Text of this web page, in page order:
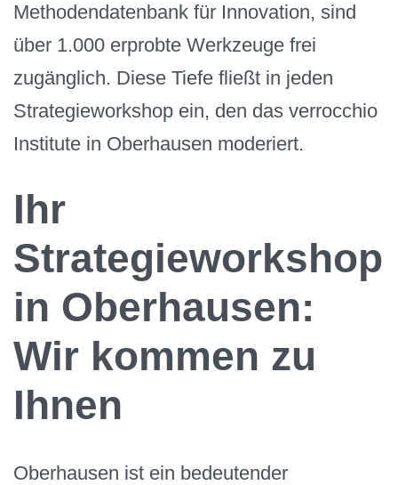
Methodendatenbank für Innovation, sind
über 1.000 erprobte Werkzeuge frei
zugänglich. Diese Tiefe fließt in jeden
Strategieworkshop ein, den das verrocchio
Institute in Oberhausen moderiert.
Ihr
Strategieworkshop
in Oberhausen:
Wir kommen zu
Ihnen
Oberhausen ist ein bedeutender